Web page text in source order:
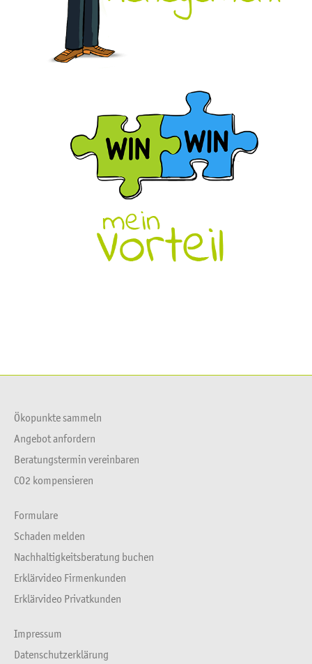
Ökopunkte sammeln
Angebot anfordern
Beratungstermin vereinbaren
CO2 kompensieren
Formulare
Schaden melden
Nachhaltigkeitsberatung buchen
Erklärvideo Firmenkunden
Erklärvideo Privatkunden
Impressum
Datenschutzerklärung